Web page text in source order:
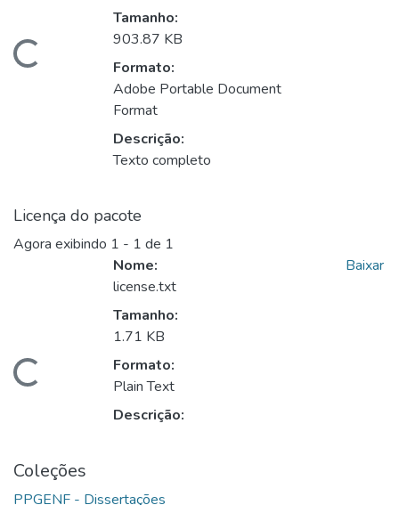
Tamanho:
903.87 KB
Formato:
Adobe Portable Document
Format
Descrição:
Texto completo
Licença do pacote
Agora exibindo 1 - 1 de 1
Nome:
license.txt
Tamanho:
1.71 KB
Formato:
Plain Text
Descrição:
Baixar
Coleções
PPGENF - Dissertações